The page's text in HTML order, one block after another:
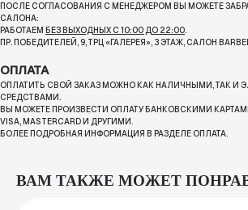
ПОСЛЕ СОГЛАСОВАНИЯ С МЕНЕДЖЕРОМ ВЫ МОЖЕТЕ
САЛОНА:
РАБОТАЕМ БЕЗ ВЫХОДНЫХ С 10:00 ДО 22:00.
ПР. ПОБЕДИТЕЛЕЙ, 9, ТРЦ «ГАЛЕРЕЯ», 3 ЭТАЖ, САЛОН
ОПЛАТА
ОПЛАТИТЬ СВОЙ ЗАКАЗ МОЖНО КАК НАЛИЧНЫМИ, ТАК И
СРЕДСТВАМИ.
ВЫ МОЖЕТЕ ПРОИЗВЕСТИ ОПЛАТУ БАНКОВСКИМИ
VISA, MASTERCARD И ДРУГИМИ.
БОЛЕЕ ПОДРОБНАЯ ИНФОРМАЦИЯ В РАЗДЕЛЕ ОПЛАТА.
ВАМ ТАКЖЕ МОЖЕТ